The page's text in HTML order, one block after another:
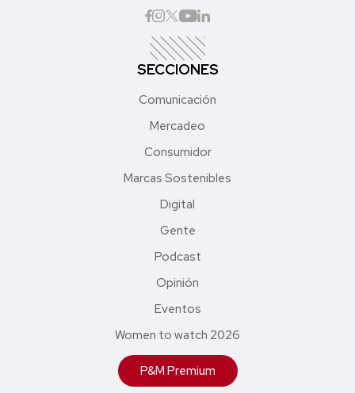
SECCIONES
Comunicación
Mercadeo
Consumidor
Marcas Sostenibles
Digital
Gente
Podcast
Opinión
Eventos
Women to watch 2026
P&M Premium